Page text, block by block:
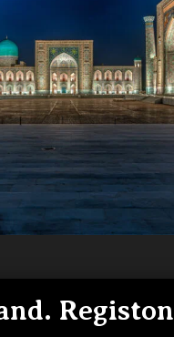
Registon